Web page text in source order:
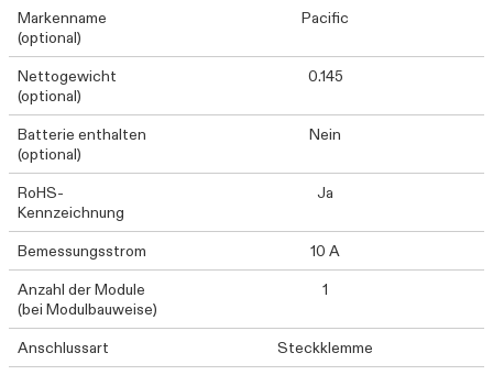
Markenname
(optional)
Pacific
Nettogewicht
(optional)
0.145
Batterie enthalten
(optional)
Nein
RoHS-
Kennzeichnung
Ja
Bemessungsstrom
10 A
Anzahl der Module
(bei Modulbauweise)
1
Anschlussart
Steckklemme